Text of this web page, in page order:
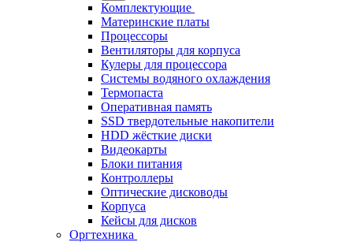
Комплектующие
Материнские платы
Процессоры
Вентиляторы для корпуса
Кулеры для процессора
Системы водяного охлаждения
Термопаста
Оперативная память
SSD твердотельные накопители
HDD жёсткие диски
Видеокарты
Блоки питания
Контроллеры
Оптические дисководы
Корпуса
Кейсы для дисков
Оргтехника